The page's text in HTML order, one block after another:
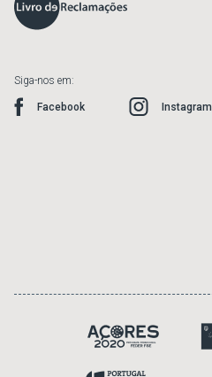
Siga-nos em:
Facebook Instagram